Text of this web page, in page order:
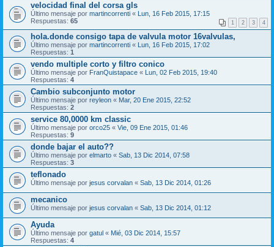
velocidad final del corsa gls
Último mensaje por martincorrenti « Lun, 16 Feb 2015, 17:15
Respuestas: 65 1 2 3 4
hola.donde consigo tapa de valvula motor 16valvulas,
Último mensaje por martincorrenti « Lun, 16 Feb 2015, 17:02
Respuestas: 1
vendo multiple corto y filtro conico
Último mensaje por FranQuistapace « Lun, 02 Feb 2015, 19:40
Respuestas: 4
Cambio subconjunto motor
Último mensaje por reyleon « Mar, 20 Ene 2015, 22:52
Respuestas: 2
service 80,0000 km classic
Último mensaje por orco25 « Vie, 09 Ene 2015, 01:46
Respuestas: 9
donde bajar el auto??
Último mensaje por elmarto « Sab, 13 Dic 2014, 07:58
Respuestas: 3
teflonado
Último mensaje por jesus corvalan « Sab, 13 Dic 2014, 01:26
mecanico
Último mensaje por jesus corvalan « Sab, 13 Dic 2014, 01:12
Ayuda
Último mensaje por gatul « Mié, 03 Dic 2014, 15:57
Respuestas: 4